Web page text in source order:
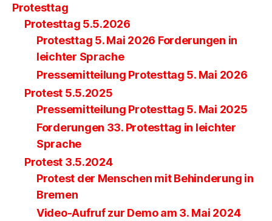
Protesttag
Protesttag 5.5.2026
Protesttag 5. Mai 2026 Forderungen in
leichter Sprache
Pressemitteilung Protesttag 5. Mai 2026
Protest 5.5.2025
Pressemitteilung Protesttag 5. Mai 2025
Forderungen 33. Protesttag in leichter
Sprache
Protest 3.5.2024
Protest der Menschen mit Behinderung in
Bremen
Video-Aufruf zur Demo am 3. Mai 2024